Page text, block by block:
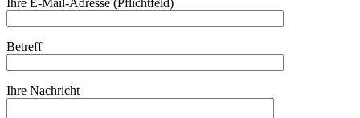
Ihre E-Mail-Adresse (Pflichtfeld)
Betreff
Ihre Nachricht